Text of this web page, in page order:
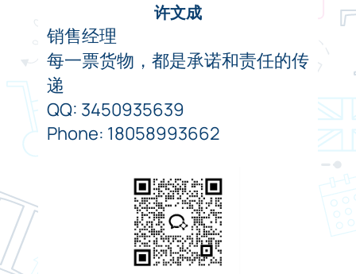
许文成
销售经理
每一票货物，都是承诺和责任的传
递
QQ: 3450935639
Phone: 18058993662